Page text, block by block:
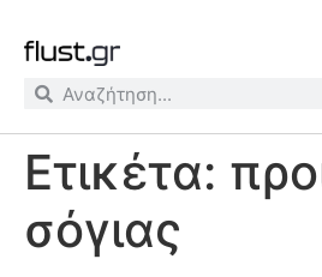
Ετικέτα:
σόγιας